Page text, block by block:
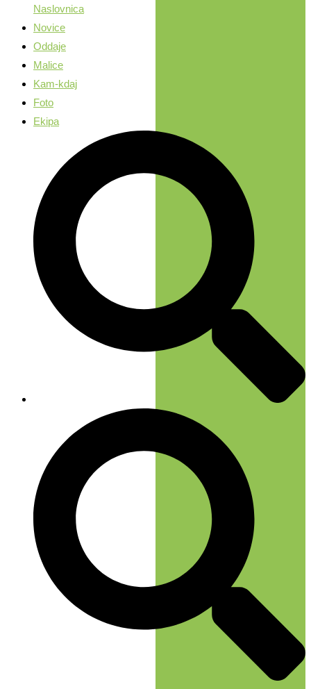
Naslovnica
Novice
Oddaje
Malice
Kam-kdaj
Foto
Ekipa